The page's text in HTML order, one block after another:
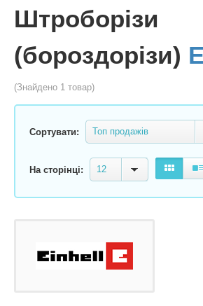
Штроборізи
(бороздорізи)
(Знайдено 1 товар)
Сортувати: Топ продажів
На сторінці: 12